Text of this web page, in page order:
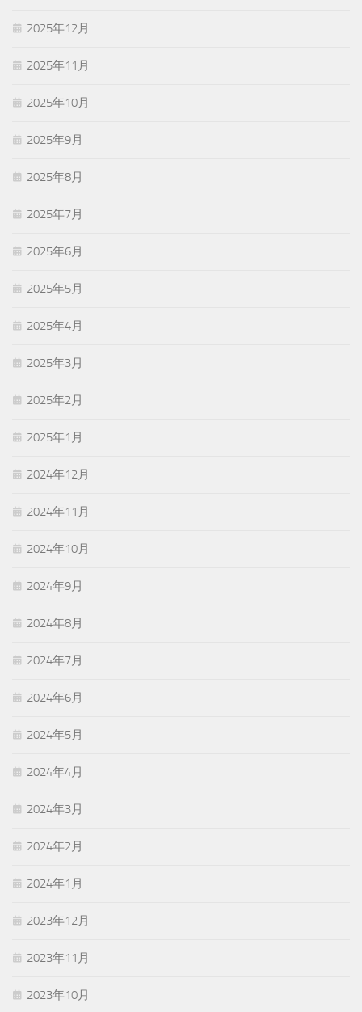
2025年12月
2025年11月
2025年10月
2025年9月
2025年8月
2025年7月
2025年6月
2025年5月
2025年4月
2025年3月
2025年2月
2025年1月
2024年12月
2024年11月
2024年10月
2024年9月
2024年8月
2024年7月
2024年6月
2024年5月
2024年4月
2024年3月
2024年2月
2024年1月
2023年12月
2023年11月
2023年10月